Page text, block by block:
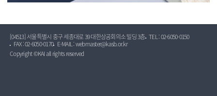
[04513] 서울특별시 중구 세종대로 39 대한상공회의소 빌딩 3층 TEL : 02-6050-0150
FAX : 02-6050-0170
E-MAIL : webmaster@kasb.or.kr
Copyright ©KAI all rights reserved